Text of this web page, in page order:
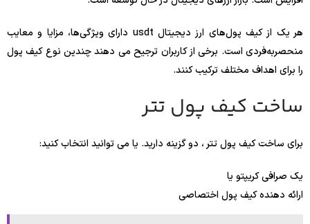
هر یک از کیف پول‌های ارز دیجیتال usdt دارای ویژگی‌ها، مزایا و معایب
منحصربه‌فردی است. برخی از کاربران ترجیح می دهند چندین نوع کیف پول
را برای اهداف مختلف ترکیب کنند.
ساخت کیف پول تتر
برای ساخت کیف پول تتر ، دو گزینه دارید. یا می توانید انتخاب کنید:
یک صرافی کریپتو یا
ارائه دهنده کیف پول اختصاصی